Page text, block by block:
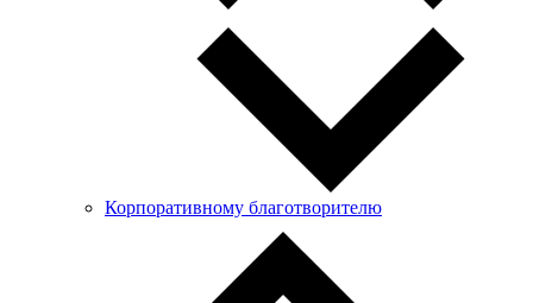
Корпоративному благотворителю